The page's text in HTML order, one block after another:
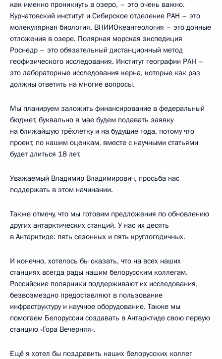
как именно проникнуть в озеро, – это очень важно.
Курчатовский институт и Сибирское отделение РАН – это
молекулярная биология. ВНИИОкеангеология – это донные
отложения в озере. Полярная морская экспедиция
Роснедр – это обязательный дистанционный метод
геофизического исследования. Институт географии РАН –
это лабораторные исследования керна, которые как раз
должны ответить на многие вопросы.
Мы планируем заложить финансирование в федеральный
бюджет, буквально в мае будем подавать заявку
на ближайшую трёхлетку и на будущие года, потому что
проект, по нашим оценкам, вместе с научными статьями
будет длиться 18 лет.
Уважаемый Владимир Владимирович, просьба нас
поддержать в этом начинании.
Также отмечу, что мы готовим предложения по обновлению
других антарктических станций. У нас их десять
в Антарктиде: пять сезонных и пять круглогодичных.
И конечно, хотелось бы сказать, что на всех наших
станциях всегда рады нашим белорусским коллегам.
Российские полярники поддерживают их исследования,
безвозмездно предоставляют в пользование
инфраструктуру и научное оборудование. Также мы
помогаем Белоруссии создавать в Антарктиде свою первую
станцию «Гора Вечерняя».
Ещё я хотел бы поздравить наших белорусских коллег